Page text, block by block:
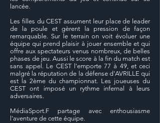
lancée.
Les filles du CEST assument leur place de leader
de la poule et gèrent la pression de façon
remarquable. Sur le terrain on voit évoluer une
équipe qui prend plaisir à jouer ensemble et qui
offre aux spectateurs venus nombreux, de belles
phases de jeu. Aussi le score à la fin du match est
sans appel. Le CEST l'emporte 77 à 49, et ceci
malgré la réputation de la défense d'AVRILLE qui
est la 2ème du championnat. Les joueuses du
CEST ont imposé un rythme infernal à leurs
adversaires.
MédiaSport.F partage avec enthousiasme
l'aventure de cette équipe.